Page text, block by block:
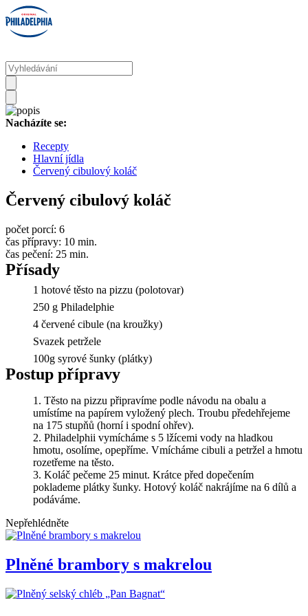
Nacházíte se:
Recepty
Hlavní jídla
Červený cibulový koláč
Červený cibulový koláč
počet porcí: 6
čas přípravy: 10 min.
čas pečení: 25 min.
Přísady
1 hotové těsto na pizzu (polotovar)
250 g Philadelphie
4 červené cibule (na kroužky)
Svazek petržele
100g syrové šunky (plátky)
Postup přípravy
Těsto na pizzu připravíme podle návodu na obalu a
umístíme na papírem vyložený plech. Troubu předehřejeme
na 175 stupňů (horní i spodní ohřev).
Philadelphii vymícháme s 5 lžícemi vody na hladkou
hmotu, osolíme, opepříme. Vmícháme cibuli a petržel a hmotu
rozetřeme na těsto.
Koláč pečeme 25 minut. Krátce před dopečením
poklademe plátky šunky. Hotový koláč nakrájíme na 6 dílů a
podáváme.
Nepřehlédněte
Plněné brambory s makrelou